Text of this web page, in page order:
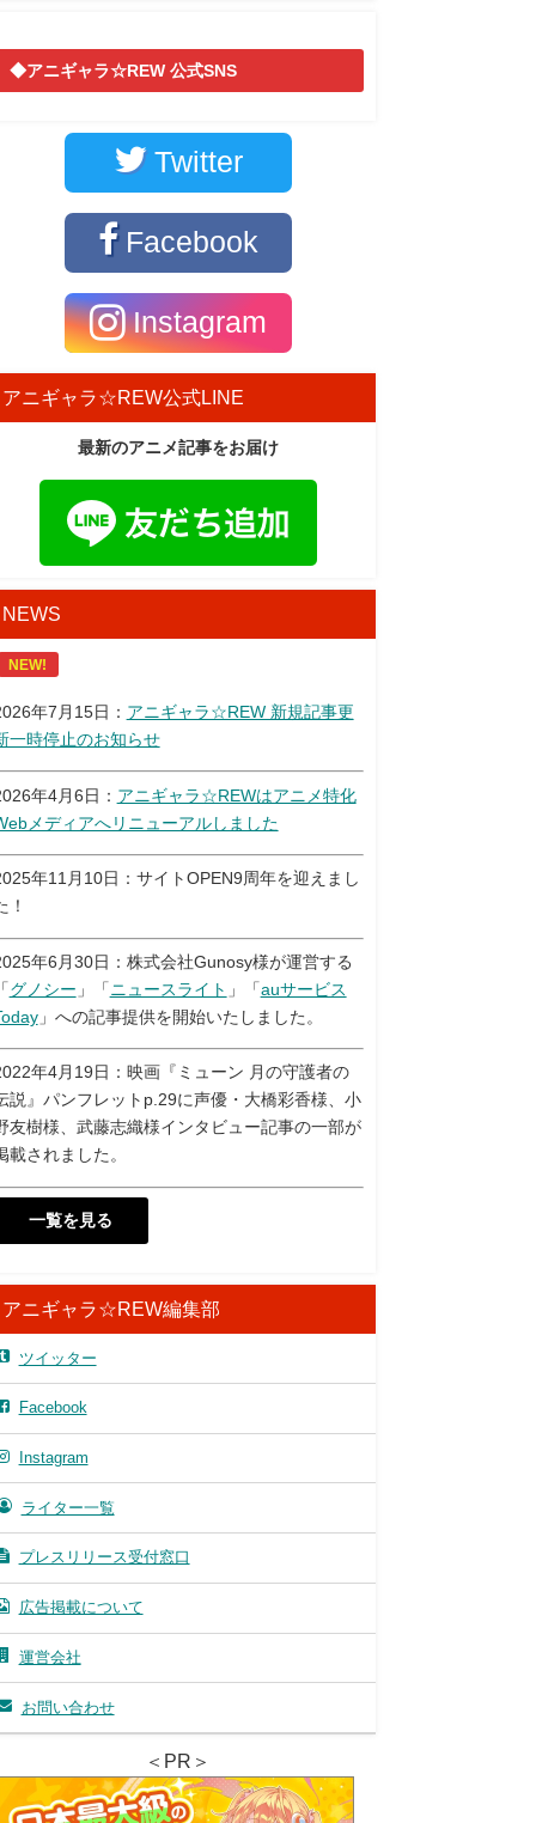
◆アニギャラ☆REW 公式SNS
Twitter
Facebook
Instagram
アニギャラ☆REW公式LINE
最新のアニメ記事をお届け
NEWS
NEW!
年7月15日： アニギャラ☆REW 新規記事更
一時停止のお知らせ
年4月6日： アニギャラ☆REWはアニメ特化
メディアへリニューアルしました
年11月10日：サイトOPEN9周年を迎えまし
！
年6月30日：株式会社Gunosy様が運営する
グノシー 」「 ニュースライト 」「auサービス
」への記事提供を開始いたしました。
年4月19日：映画『ミューン 月の守護者の
説』パンフレットp.29に声優・大橋彩香様、小
友樹様、武藤志織様インタビュー記事の一部が
載されました。
一覧を見る
アニギャラ☆REW編集部
ツイッター
Facebook
Instagram
ライター一覧
プレスリリース受付窓口
広告掲載について
運営会社
お問い合わせ
＜PR＞